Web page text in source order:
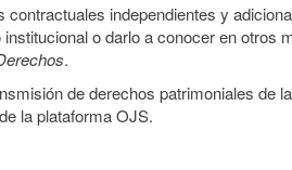
independientes y
o darlo a conocer en
.
de derechos patrimoniales
la plataforma OJS.